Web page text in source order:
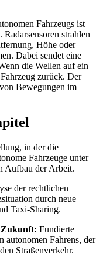
Fahrzeugs ist
strahlen
Höhe oder
Dabei sendet eine
die Wellen auf ein
zurück. Der
Bewegungen im
in der die
Fahrzeuge unter
Aufbau der Arbeit.
der rechtlichen
durch neue
Taxi-Sharing.
Zukunft: Fundierte
autonomen Fahrens, der
Straßenverkehr.